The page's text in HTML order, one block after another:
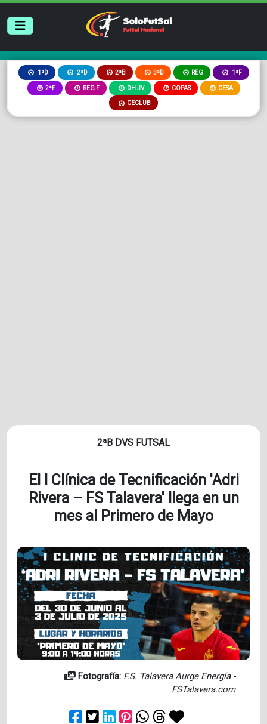
1ªD 2ªD 2ªB 3ªD REG 1ªF
2ªF REG F DH JV COPAS CESA
CECLUB
2ªB DVS FUTSAL
El I Clínica de Tecnificación 'Adri
Rivera – FS Talavera' llega en un
mes al Primero de Mayo
Fotografía: F.S. Talavera Aurge Energía -
FSTalavera.com